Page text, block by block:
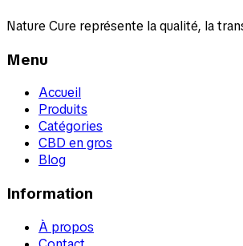
Nature Cure représente la qualité, la
Menu
Accueil
Produits
Catégories
CBD en gros
Blog
Information
À propos